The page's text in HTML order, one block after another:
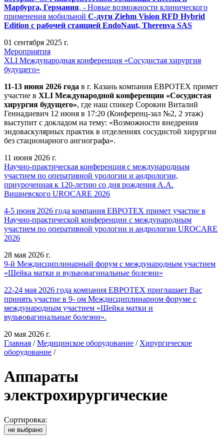
Марбурга, Германия, - Новые возможности клинического
применения мобильной С-дуги Ziehm Vision RFD Hybrid
Edition с рабочей станцией EndoNaut, Therenva SAS
01 сентября 2025 г.
Мероприятия
XLI Международная конференция «Сосудистая хирургия
будущего»
11-13 июня 2026 года в г. Казань компания ЕВРОТЕХ примет
участие в XLI Международной конференции «Сосудистая
хирургия будущего», где наш спикер Сорокин Виталий
Геннадиевич 12 июня в 17:20 (Конференц-зал №2, 2 этаж)
выступит с докладом на тему: «Возможности внедрения
эндоваскулярных практик в отделениях сосудистой хирургии
без стационарного ангиографа».
11 июня 2026 г.
Научно-практическая конференция с международным
участием по оперативной урологии и андрологии,
приуроченная к 120-летию со дня рождения А.А.
Вишневского UROCARE 2026
4-5 июня 2026 года компания ЕВРОТЕХ примет участие в
Научно-практической конференции с международным
участием по оперативной урологии и андрологии UROCARE
2026
28 мая 2026 г.
9-й Междисциплинарный форум с международным участием
«Шейка матки и вульвовагинальные болезни»
22-24 мая 2026 года компания ЕВРОТЕХ приглашает Вас
принять участие в 9- ом Междисциплинарном форуме с
международным участием «Шейка матки и
вульвовагинальные болезни».
20 мая 2026 г.
Главная / Медицинское оборудование / Хирургическое
оборудование /
Аппараты
электрохирургические
Сортировка:
не выбрано